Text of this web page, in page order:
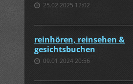
25.02.2025 12:02
reinhören, reinsehen &
gesichtsbuchen
09.01.2024 20:56